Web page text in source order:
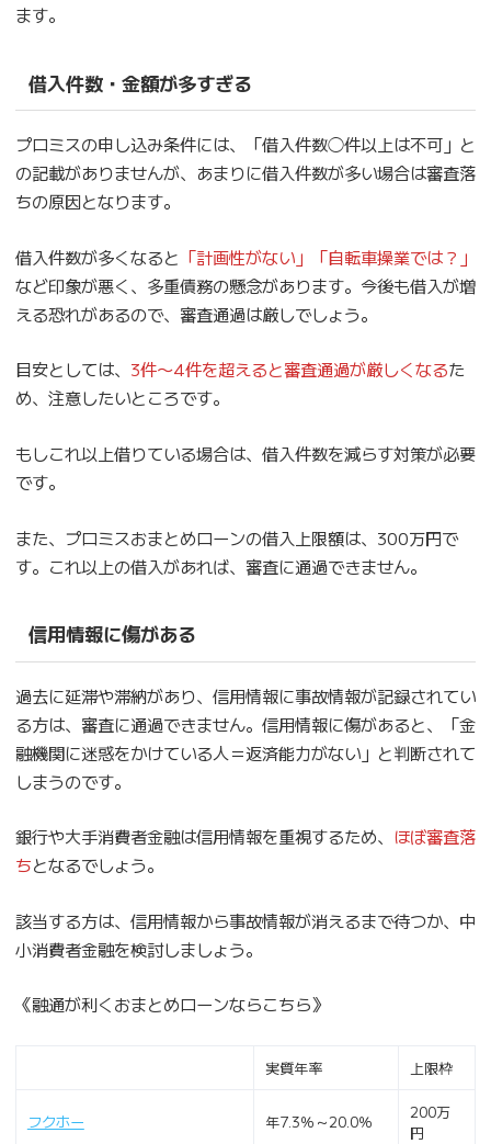
ます。
借入件数・金額が多すぎる
プロミスの申し込み条件には、「借入件数◯件以上は不可」と
の記載がありませんが、あまりに借入件数が多い場合は審査落
ちの原因となります。
借入件数が多くなると 「計画性がない」「自転車操業では？」
など印象が悪く、多重債務の懸念があります。今後も借入が増
える恐れがあるので、審査通過は厳しでしょう。
目安としては、 3件〜4件を超えると審査通過が厳しくなるた
め、注意したいところです。
もしこれ以上借りている場合は、借入件数を減らす対策が必要
です。
また、プロミスおまとめローンの借入上限額は、300万円で
す。これ以上の借入があれば、審査に通過できません。
信用情報に傷がある
過去に延滞や滞納があり、信用情報に事故情報が記録されてい
る方は、審査に通過できません。信用情報に傷があると、「金
融機関に迷惑をかけている人＝返済能力がない」と判断されて
しまうのです。
銀行や大手消費者金融は信用情報を重視するため、 ほぼ審査落
ちとなるでしょう。
該当する方は、信用情報から事故情報が消えるまで待つか、中
小消費者金融を検討しましょう。
《融通が利くおまとめローンならこちら》
実質年率 上限枠
フクホー 年7.3％～20.0％
200万
円